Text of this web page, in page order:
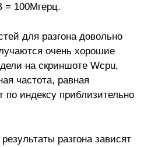
= 100Мгерц.
для разгона довольно
очень хорошие
на скриншоте Wcpu,
частота, равная
по индексу приблизительно
разгона зависят